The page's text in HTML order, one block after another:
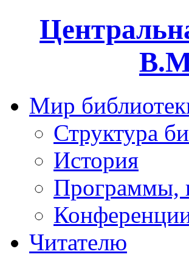
Мир
Структура
История
Программы,
Читателю